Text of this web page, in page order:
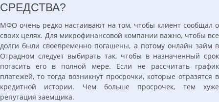
СРЕДСТВА?
МФО очень редко настаивают на том, чтобы клиент сообщал о
своих целях. Для микрофинансовой компании важно, чтобы все
долги были своевременно погашены, а потому онлайн займ в
Отрадном следует выбирать так, чтобы в назначенный срок
погасить его в полной мере. Если не рассчитать график
платежей, то тогда возникнут просрочки, которые отразятся в
кредитной истории. Чем больше просрочек, тем хуже
репутация заемщика.